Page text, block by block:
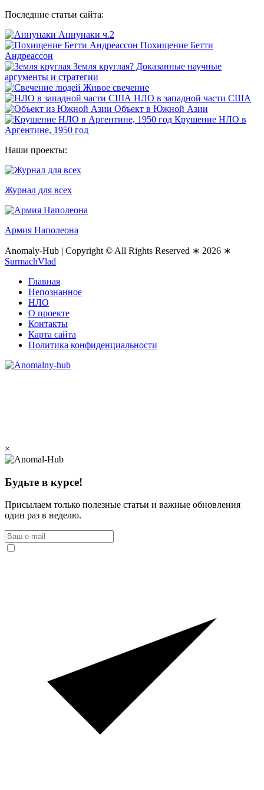
Последние статьи сайта:
Аннунаки ч.2
Похищение Бетти
Андреассон
Земля круглая? Доказанные научные
аргументы и стратегии
Живое свечение
НЛО в западной части США
Объект в Южной Азии
Крушение НЛО в
Аргентине, 1950 год
Наши проекты:
Журнал для всех
Армия Наполеона
Anomaly-Hub | Copyright © All Rights Reserved ∗ 2026 ∗
SurmachVlad
Главная
Непознанное
НЛО
О проекте
Контакты
Карта сайта
Политика конфиденциальности
×
Будьте в курсе!
Присылаем только полезные статьи и важные обновления
один раз в неделю.